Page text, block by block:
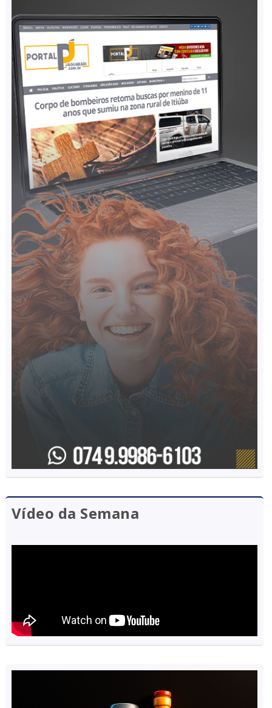
Vídeo da Semana